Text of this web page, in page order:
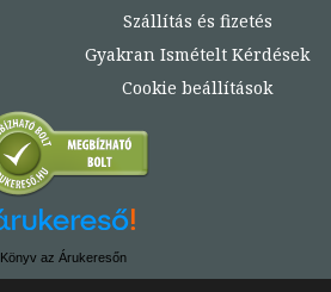
Szállítás és fizetés
Gyakran Ismételt Kérdések
Cookie beállítások
Könyv az Árukeresőn